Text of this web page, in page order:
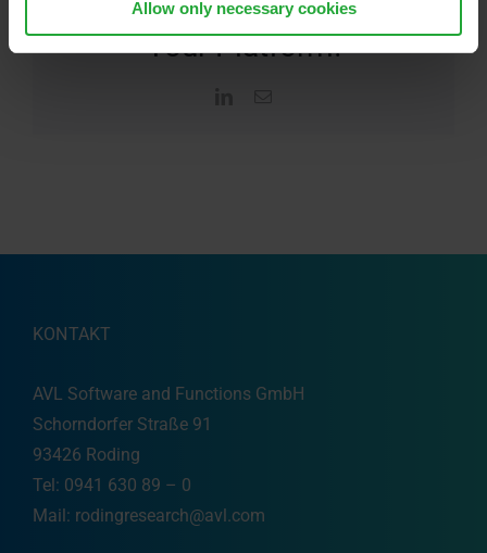
Allow only necessary cookies
Your Platform!
KONTAKT
AVL Software and Functions GmbH
Schorndorfer Straße 91
93426 Roding
Tel: 0941 630 89 – 0
Mail: rodingresearch@avl.com